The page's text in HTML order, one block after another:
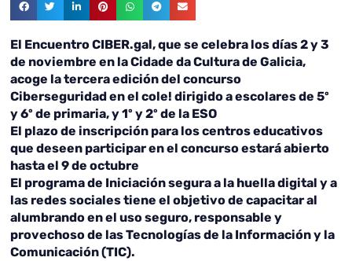
El Encuentro CIBER.gal, que se celebra los días 2 y 3
de noviembre en la Cidade da Cultura de Galicia,
acoge la tercera edición del concurso
Ciberseguridad en el cole! dirigido a escolares de 5º
y 6º de primaria, y 1º y 2º de la ESO
El plazo de inscripción para los centros educativos
que deseen participar en el concurso estará abierto
hasta el 9 de octubre
El programa de Iniciación segura a la huella digital y a
las redes sociales tiene el objetivo de capacitar al
alumbrando en el uso seguro, responsable y
provechoso de las Tecnologías de la Información y la
Comunicación (TIC).